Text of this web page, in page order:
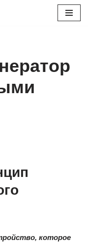
которое